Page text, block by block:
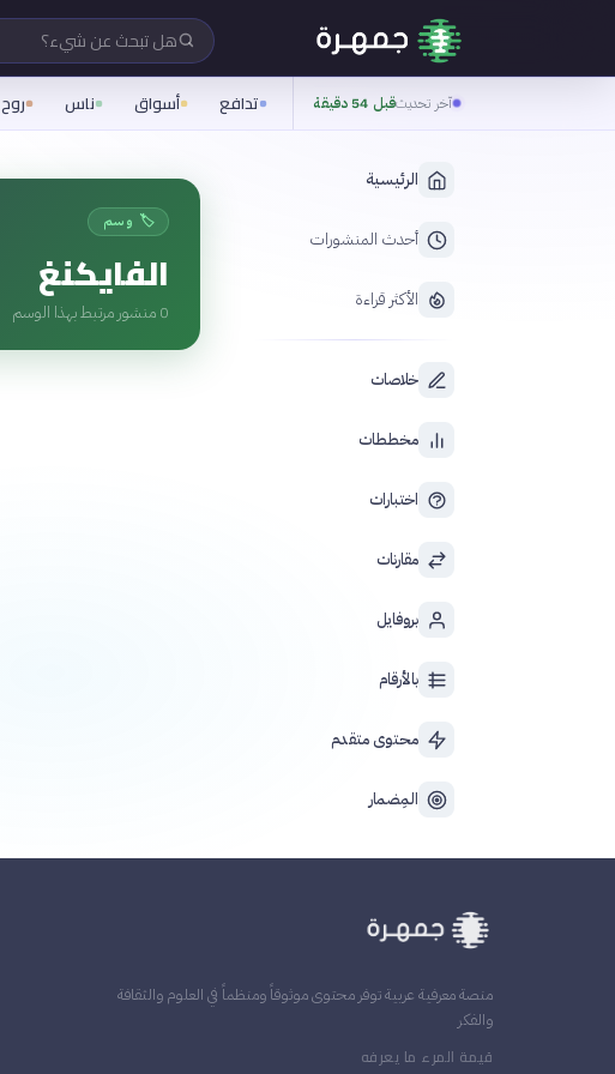
هل تبحث عن شيء؟
آخر تحديثقبل 54 دقيقة تدافع أسواق ناس روح
الرئيسية
أحدث المنشورات
الأكثر قراءة
خلاصات
مخططات
اختبارات
مقارنات
بروفايل
بالأرقام
محتوى متقدم
المِضمار
🏷️ وسم
الفايكنغ
0 منشور مرتبط بهذا الوسم
منصة معرفية عربية توفر محتوى موثوقاً ومنظماً في العلوم والثقافة
والفكر
قيمة المرء ما يعرفه